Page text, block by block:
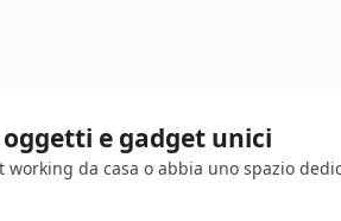
e gadget unici
da casa o abbia uno spazio